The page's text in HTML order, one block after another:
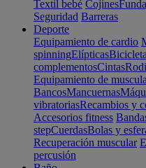
Textil bebé CojinesFunda
Seguridad Barreras
Deporte
Equipamiento de cardio
spinningElípticas
complementosCintas
Equipamiento de
BancosMancuernas
vibratoriasRecambios y
Accesorios fitness
stepCuerdasBolas y
Recuperación muscular
percusión